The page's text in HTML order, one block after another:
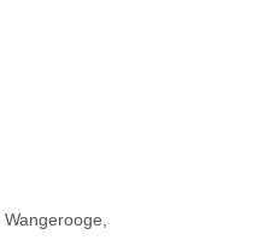
Wangerooge